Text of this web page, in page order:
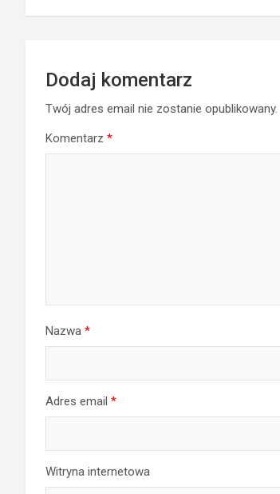
Dodaj komentarz
Twój adres email nie zostanie opublikowany.
Komentarz *
Nazwa *
Adres email *
Witryna internetowa